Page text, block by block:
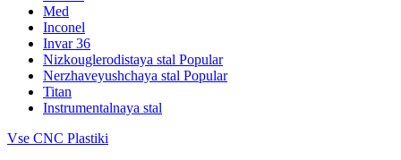
Med
Inconel
Invar 36
Nizkouglerodistaya stal Popular
Nerzhaveyushchaya stal Popular
Titan
Instrumentalnaya stal
Vse CNC Plastiki